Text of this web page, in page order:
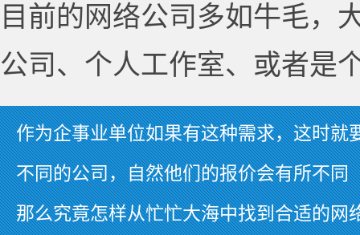
目前的网络公司多如牛毛，
公司、个人工作室、或者是
作为企事业单位如果有这种需求，这时就
不同的公司，自然他们的报价会有所不同
那么究竟怎样从忙忙大海中找到合适的网